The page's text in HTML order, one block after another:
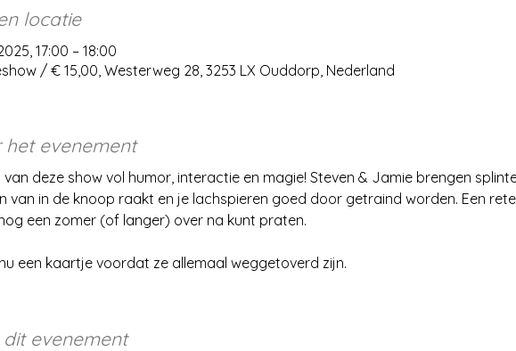
locatie
17:00 – 18:00
/ € 15,00, Westerweg 28, 3253 LX Ouddorp, Nederland
het evenement
van deze show vol humor, interactie en magie! Steven & Jamie brengen
van in de knoop raakt en je lachspieren goed door getraind worden. Een
een zomer (of langer) over na kunt praten.
een kaartje voordat ze allemaal weggetoverd zijn.
dit evenement